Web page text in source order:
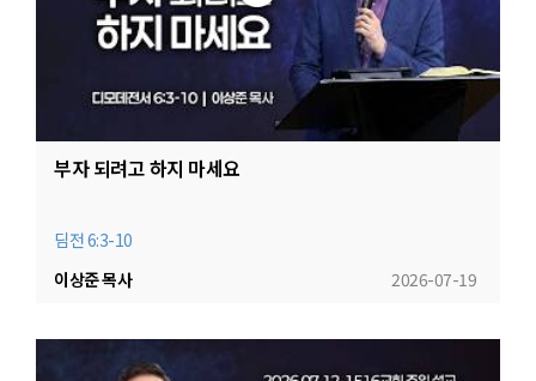
부자 되려고 하지 마세요
딤전 6:3-10
2026-07-19
이상준 목사